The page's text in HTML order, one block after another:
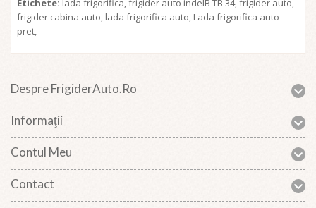
Etichete: lada frigorifica,frigider auto indelB TB 34,frigider auto,
frigider cabina auto, lada frigorifica auto, Lada frigorifica auto
pret,
Despre FrigiderAuto.ro
Informaţii
Contul Meu
Contact